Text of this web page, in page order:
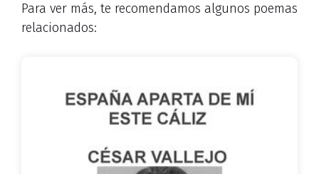
Para ver más, te recomendamos algunos poemas
relacionados: